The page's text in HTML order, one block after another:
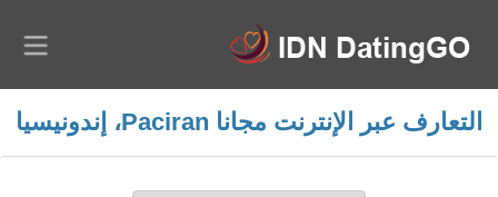
التعارف عبر الإنترنت مجانا Paciran، إندونيسيا